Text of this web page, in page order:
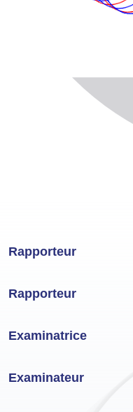
Rapporteur
Rapporteur
Examinatrice
Examinateur